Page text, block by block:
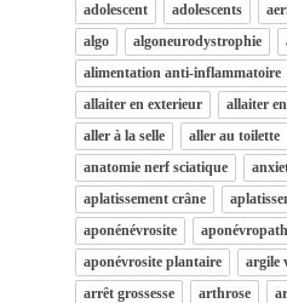
adolescent
adolescents
algo
algoneurodystrophie
alimentation anti-inflammatoire
allaiter en exterieur
allaiter
aller à la selle
aller au toilette
anatomie nerf sciatique
aplatissement crâne
aponénévrosite
aponévrosite plantaire
argile
arrêt grossesse
arthrose